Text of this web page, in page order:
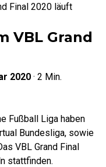
Final 2020 läuft
VBL Grand
2020 · 2 Min.
Fußball Liga haben
Bundesliga, sowie
VBL Grand Final
stattfinden.